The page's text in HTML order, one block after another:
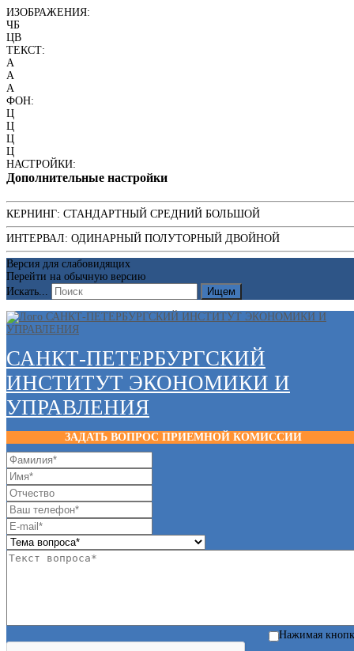
ИЗОБРАЖЕНИЯ:
ЧБ
ЦВ
ТЕКСТ:
A
A
A
ФОН:
Ц
Ц
Ц
Ц
НАСТРОЙКИ:
Дополнительные настройки
КЕРНИНГ: СТАНДАРТНЫЙ СРЕДНИЙ БОЛЬШОЙ
ИНТЕРВАЛ: ОДИНАРНЫЙ ПОЛУТОРНЫЙ ДВОЙНОЙ
Версия для слабовидящих
Перейти на обычную версию
Искать...
Ищем
САНКТ-ПЕТЕРБУРГСКИЙ
ИНСТИТУТ ЭКОНОМИКИ И
УПРАВЛЕНИЯ
ЗАДАТЬ ВОПРОС ПРИЕМНОЙ КОМИССИИ
Нажимая